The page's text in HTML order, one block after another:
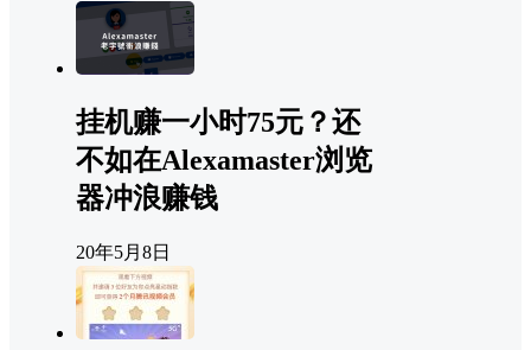
挂机赚一小时75元？还
不如在Alexamaster浏览
器冲浪赚钱
20年5月8日